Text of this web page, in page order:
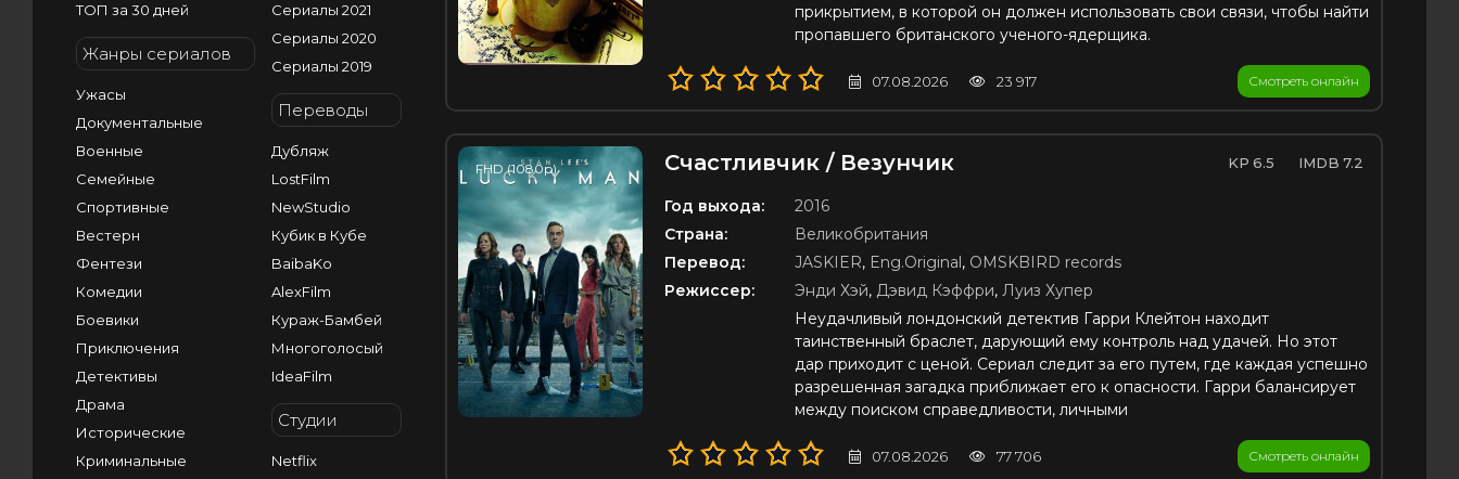
ТОП за 30 дней
Жанры сериалов
Ужасы
Документальные
Военные
Семейные
Спортивные
Вестерн
Фентези
Комедии
Боевики
Приключения
Детективы
Драма
Исторические
Криминальные
Сериалы 2021
Сериалы 2020
Сериалы 2019
Переводы
Дубляж
LostFilm
NewStudio
Кубик в Кубе
BaibaKo
AlexFilm
Кураж-Бамбей
Многоголосый
IdeaFilm
Студии
Netflix
прикрытием, в которой он должен использовать свои связи, чтобы найти
пропавшего британского ученого-ядерщика.
07.08.2026 23 917 Смотреть онлайн
FHD (1080p) Счастливчик / Везунчик 6.5 7.2
Год выхода:
2016
Страна:
Великобритания
Перевод:
JASKIER, Eng.Original, OMSKBIRD records
Режиссер:
Энди Хэй, Дэвид Кэффри, Луиз Хупер
Неудачливый лондонский детектив Гарри Клейтон находит
таинственный браслет, дарующий ему контроль над удачей. Но этот
дар приходит с ценой. Сериал следит за его путем, где каждая успешно
разрешенная загадка приближает его к опасности. Гарри балансирует
между поиском справедливости, личными
07.08.2026 77 706 Смотреть онлайн